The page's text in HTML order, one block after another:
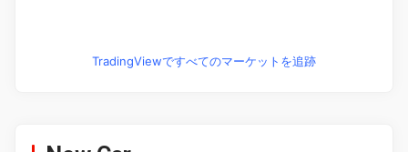
TradingViewですべてのマーケットを追跡